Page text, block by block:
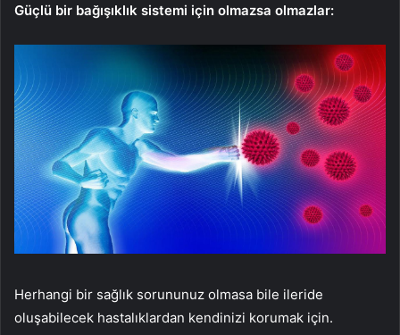
Güçlü bir bağışıklık sistemi için olmazsa olmazlar:
Herhangi bir sağlık sorununuz olmasa bile ileride
oluşabilecek hastalıklardan kendinizi korumak için.